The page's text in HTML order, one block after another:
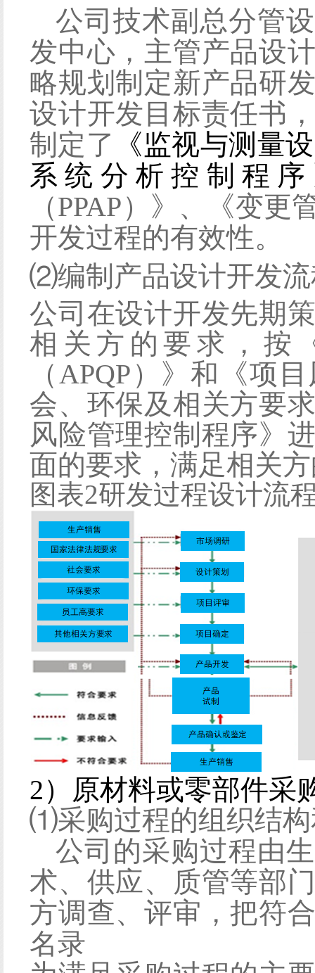
公司技术副总分管
发中心，主管产品设
略规划制定新产品研
设计开发目标责任书
制定了
《监视与测量
系统分析控制程
（PPAP）》、《变更
开发过程的有效性。
⑵编制产品设计开发
公司在设计开发先期
相关方的要求，按
（ APQP） 》和《项
会、环保及相关方要
风险管理控制程序》
面的要求，满足相关
图表2研发过程设计流
2）原材料或零部件采
⑴采购过程的组织结
公司的采购过程由
术、供应、质管等部
方调查、评审，把符
名录